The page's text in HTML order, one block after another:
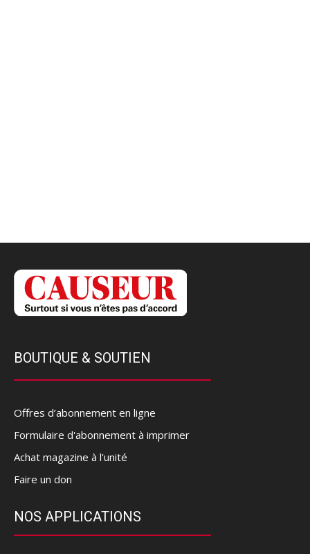
BOUTIQUE & SOUTIEN
Offres d’abonnement en ligne
Formulaire d'abonnement à imprimer
Achat magazine à l'unité
Faire un don
NOS APPLICATIONS